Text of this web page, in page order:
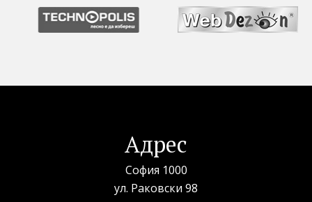
Адрес
София 1000
ул. Раковски 98